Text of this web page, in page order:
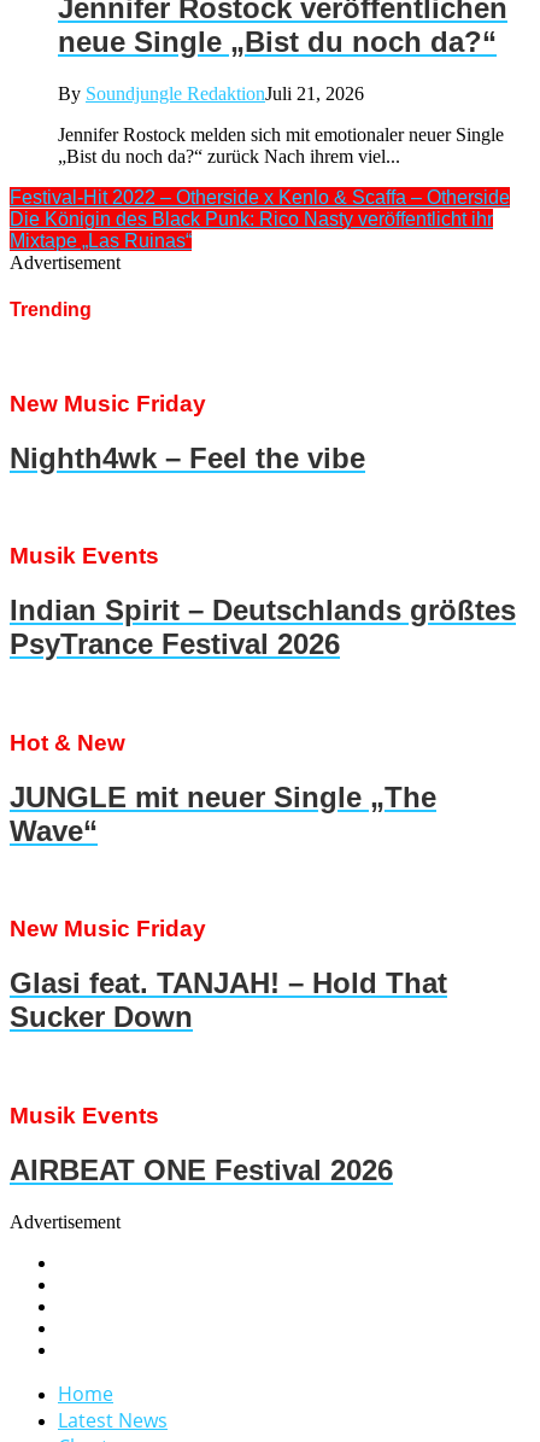
Jennifer Rostock veröffentlichen
neue Single „Bist du noch da?“
By Soundjungle RedaktionJuli 21, 2026
Jennifer Rostock melden sich mit emotionaler neuer Single
„Bist du noch da?“ zurück Nach ihrem viel...
Festival-Hit 2022 – Otherside x Kenlo & Scaffa – Otherside
Die Königin des Black Punk: Rico Nasty veröffentlicht ihr
Mixtape „Las Ruinas“
Advertisement
Trending
New Music Friday
Nighth4wk – Feel the vibe
Musik Events
Indian Spirit – Deutschlands größtes
PsyTrance Festival 2026
Hot & New
JUNGLE mit neuer Single „The
Wave“
New Music Friday
Glasi feat. TANJAH! – Hold That
Sucker Down
Musik Events
AIRBEAT ONE Festival 2026
Advertisement
Home
Latest News